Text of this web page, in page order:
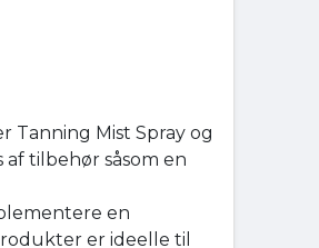
Mist Spray og
tilbehør såsom en
en
er ideelle til